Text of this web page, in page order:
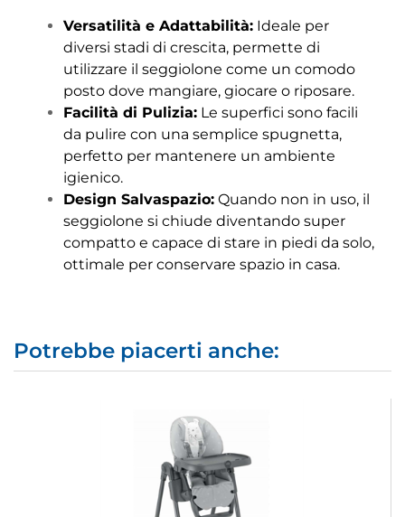
Versatilità e Adattabilità: Ideale per
diversi stadi di crescita, permette di
utilizzare il seggiolone come un comodo
posto dove mangiare, giocare o riposare.
Facilità di Pulizia: Le superfici sono facili
da pulire con una semplice spugnetta,
perfetto per mantenere un ambiente
igienico.
Design Salvaspazio: Quando non in uso, il
seggiolone si chiude diventando super
compatto e capace di stare in piedi da solo,
ottimale per conservare spazio in casa.
Potrebbe piacerti anche: